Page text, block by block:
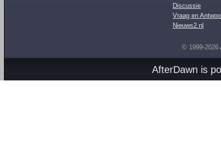
Discussie
Vraag en
Nieuws2.nl
© 1999-2026
AfterDawn is